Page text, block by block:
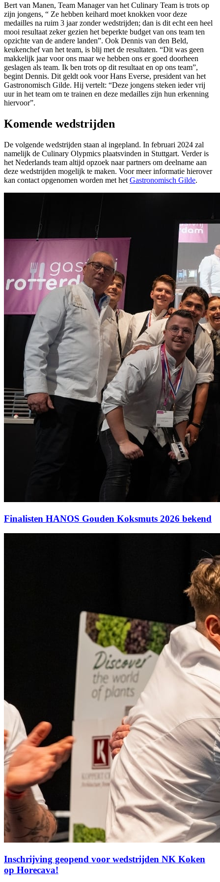
Bert van Manen, Team Manager van het Culinary Team is trots op
zijn jongens, “ Ze hebben keihard moet knokken voor deze
medailles na ruim 3 jaar zonder wedstrijden; dan is dit echt een heel
mooi resultaat zeker gezien het beperkte budget van ons team ten
opzichte van de andere landen”. Ook Dennis van den Beld,
keukenchef van het team, is blij met de resultaten. “Dit was geen
makkelijk jaar voor ons maar we hebben ons er goed doorheen
geslagen als team. Ik ben trots op dit resultaat en op ons team”,
begint Dennis. Dit geldt ook voor Hans Everse, president van het
Gastronomisch Gilde. Hij vertelt: “Deze jongens steken ieder vrij
uur in het team om te trainen en deze medailles zijn hun erkenning
hiervoor”.
Komende wedstrijden
De volgende wedstrijden staan al ingepland. In februari 2024 zal
namelijk de Culinary Olypmics plaatsvinden in Stuttgart. Verder is
het Nederlands team altijd opzoek naar partners om deelname aan
deze wedstrijden mogelijk te maken. Voor meer informatie hierover
kan contact opgenomen worden met het Gastronomisch Gilde.
Finalisten HANOS Gouden Koksmuts 2026 bekend
Inschrijving geopend voor wedstrijden NK Koken
op Horecava!